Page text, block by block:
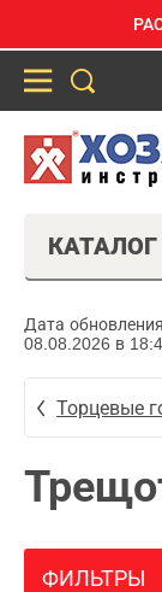
КАТАЛОГ
Дата
08.08.2026 в
Торцевые
ФИЛЬТРЫ